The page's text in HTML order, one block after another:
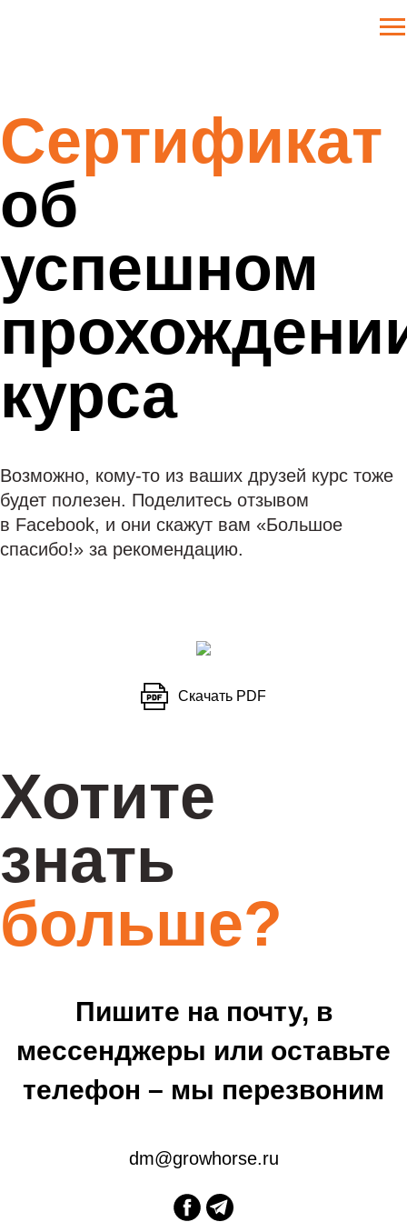
Сертификат
об
успешном
курса
Возможно, кому-то из ваших друзей курс тоже
будет полезен. Поделитесь отзывом
в Facebook, и они скажут вам «Большое
спасибо!» за рекомендацию.
Скачать PDF
Хотите
знать
больше?
Пишите на почту, в
мессенджеры или оставьте
телефон – мы перезвоним
dm@growhorse.ru